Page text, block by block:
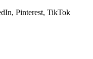
Pinterest, TikTok